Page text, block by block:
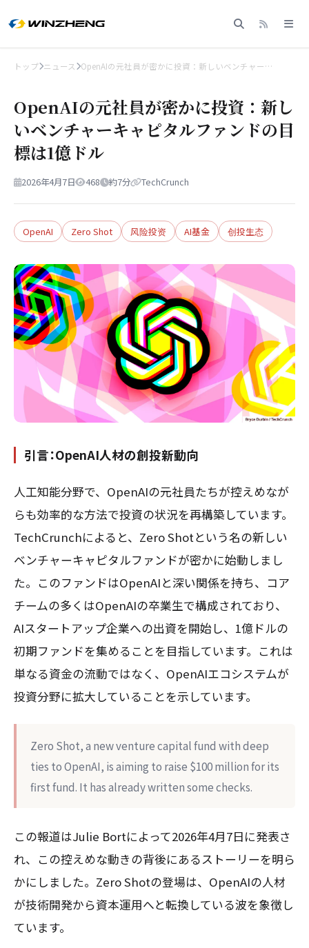
トップ ニュース OpenAIの元社員が密かに投資：新しいベンチャー…
OpenAIの元社員が密かに投資：新し
いベンチャーキャピタルファンドの目
標は1億ドル
2026年4月7日 468 約7分 TechCrunch
OpenAI Zero Shot 风险投资 AI基金 创投生态
引言：OpenAI人材の創投新動向
人工知能分野で、OpenAIの元社員たちが控えめなが
らも効率的な方法で投資の状況を再構築しています。
TechCrunchによると、Zero Shotという名の新しい
ベンチャーキャピタルファンドが密かに始動しまし
た。このファンドはOpenAIと深い関係を持ち、コア
チームの多くはOpenAIの卒業生で構成されており、
AIスタートアップ企業への出資を開始し、1億ドルの
初期ファンドを集めることを目指しています。これは
単なる資金の流動ではなく、OpenAIエコシステムが
投資分野に拡大していることを示しています。
Zero Shot, a new venture capital fund with deep
ties to OpenAI, is aiming to raise $100 million for its
first fund. It has already written some checks.
この報道はJulie Bortによって2026年4月7日に発表さ
れ、この控えめな動きの背後にあるストーリーを明ら
かにしました。Zero Shotの登場は、OpenAIの人材
が技術開発から資本運用へと転換している波を象徴し
ています。